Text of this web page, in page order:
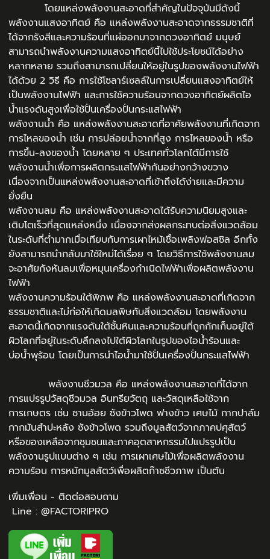
โดยแหล่งพลังงานสะอาดที่สำคัญในปัจจุบันมีดังนี้
พลังงานแสงอาทิตย์ คือ แหล่งพลังงานสะอาดจากธรรมชาติที่
ได้จากรังสีและความร้อนที่แผ่ออกมาจากดวงอาทิตย์ มนุษย์
สามารถนำพลังงานความแสงอาทิตย์นี้ไปใช้ประโยชน์ได้อย่าง
หลากหลาย รวมถึงสามารถเปลี่ยนให้อยู่ในรูปของพลังงานไฟฟ้า
ได้ด้วย 2 วิธี คือ การใช้โซลาร์เซลล์ในการเปลี่ยนแสงอาทิตย์ให้
เป็นพลังงานไฟฟ้า และการใช้ความร้อนจากดวงอาทิตย์ผลิตไอ
น้ำแรงดันสูงเพื่อใช้ปั่นเครื่องปั่นกระแสไฟฟ้า
พลังงานน้ำ คือ แหล่งพลังงานสะอาดที่อาศัยพลังงานที่เกิดจาก
การไหลของน้ำ เช่น การปล่อยน้ำจากที่สูง การไหลของน้ำ หรือ
การขึ้น-ลงของน้ำ โดยหลาย ๆ ประเทศทั่วโลกได้มีการใช้
พลังงานน้ำเพื่อการผลิตกระแสไฟฟ้ากันอย่างกว้างขวาง
เนื่องจากเป็นแหล่งพลังงานสะอาดที่เข้าถึงได้ง่ายและมีความ
ยั่งยืน
พลังงานลม คือ แหล่งพลังงานสะอาดได้รับความนิยมสูงและ
เติบโตเร็วที่สุดแหล่งหนึ่ง เนื่องจากส่งผลกระทบต่อสิ่งแวดล้อม
ในระดับที่ต่ำมากเมื่อเทียบกับการเผาไหม้เชื้อเพลิงฟอสซิล อีกทั้ง
ยังสามารถนำกลับมาใช้ใหม่ได้เรื่อย ๆ โดยวิธีการใช้พลังงานลม
จะอาศัยกังหันลมเพื่อหมุนเครื่องกำเนิดไฟฟ้าเพื่อผลิตพลังงาน
ไฟฟ้า
พลังงานความร้อนใต้พิภพ คือ แหล่งพลังงานสะอาดที่เกิดจาก
ธรรมชาติและไม่ก่อให้เกิดมลพิษกับสิ่งแวดล้อม โดยพลังงาน
สะอาดนี้เกิดจากแรงดันใต้ชั้นหินและความร้อนที่ถูกกักเก็บอยู่ใต้
ผิวโลกที่อยู่ในระดับลึกลงไปใต้ผิวโลกในรูปของไอน้ำร้อนและ
บ่อน้ำพุร้อน โดยเป็นการนำไอน้ำมาใช้ปั่นเครื่องปั่นกระแสไฟฟ้า
พลังงานชีวมวล คือ แหล่งพลังงานสะอาดที่ได้จาก
การแปรรูปวัสดุชีวมวล อินทรียวัตถุ และวัสดุเหลือใช้จาก
การเกษตร เช่น ชานอ้อย ซังข้าวโพด ฟางข้าว เศษไม้ กากปาล์ม
กากมันสำปะหลัง ซังข้าวโพด รวมถึงมูลสัตว์จากภาคปศุสัตว์
หรือของเหลือจากชุมชนและภาคอุตสาหกรรมไปแปรรูปเป็น
พลังงานรูปแบบต่าง ๆ เช่น การเผาเศษไม้เพื่อผลิตพลังงาน
ความร้อน การหมักมูลสัตว์เพื่อผลิตก๊าซชีวภาพ เป็นต้น
เพิ่มเพื่อน - ติดต่อสอบถาม
Line : @FACTORIPRO